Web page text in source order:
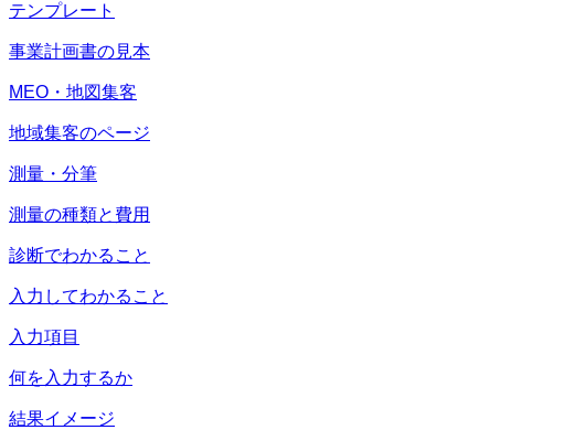
テンプレート
事業計画書の見本
MEO・地図集客
地域集客のページ
測量・分筆
測量の種類と費用
診断でわかること
入力してわかること
入力項目
何を入力するか
結果イメージ